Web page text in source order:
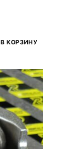
В КОРЗИНУ